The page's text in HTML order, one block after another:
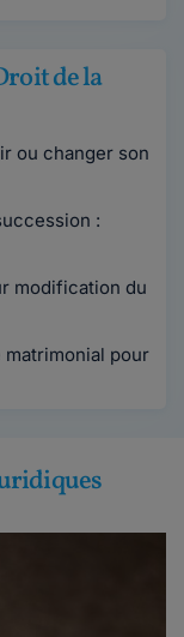
de la
ou changer son
:
modification du
matrimonial pour